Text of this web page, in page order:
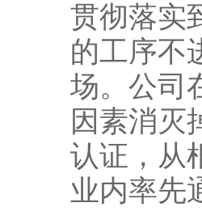
贯彻落实
的工序不
场。公司
因素消灭
认证，从
业内率先